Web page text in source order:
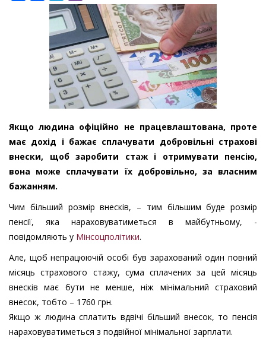
Якщо людина офіційно не працевлаштована, проте
має дохід і бажає сплачувати добровільні страхові
внески, щоб заробити стаж і отримувати пенсію,
вона може сплачувати їх добровільно, за власним
бажанням.
Чим більший розмір внесків, – тим більшим буде розмір
пенсії, яка нараховуватиметься в майбутньому, -
повідомляють у Мінсоцполітики.
Але, щоб непрацюючій особі був зарахований один повний
місяць страхового стажу, сума сплачених за цей місяць
внесків має бути не менше, ніж мінімальний страховий
внесок, тобто – 1760 грн.
Якщо ж людина сплатить вдвічі більший внесок, то пенсія
нараховуватиметься з подвійної мінімальної зарплати.